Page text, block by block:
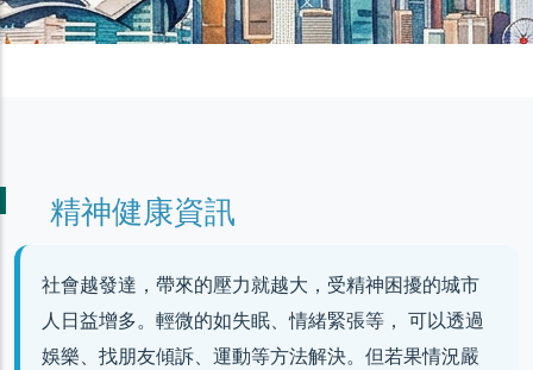
精神健康資訊
社會越發達，帶來的壓力就越大，受精神困擾的城市
人日益增多。輕微的如失眠、情緒緊張等， 可以透過
娛樂、找朋友傾訴、運動等方法解決。但若果情況嚴